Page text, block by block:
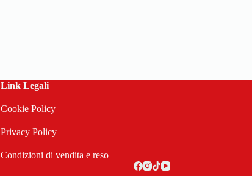
Link Legali
Cookie Policy
Privacy Policy
Condizioni di vendita e reso